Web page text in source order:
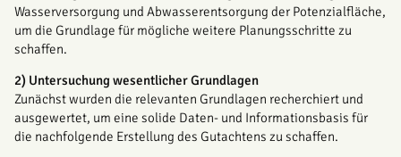
Wasserversorgung und Abwasserentsorgung der Potenzialfläche,
um die Grundlage für mögliche weitere Planungsschritte zu
schaffen.
2) Untersuchung wesentlicher Grundlagen
Zunächst wurden die relevanten Grundlagen recherchiert und
ausgewertet, um eine solide Daten- und Informationsbasis für
die nachfolgende Erstellung des Gutachtens zu schaffen.